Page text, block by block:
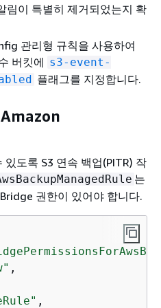
림이 특별히 제거되었는지 확
관리형 규칙을 사용하여
버킷에 s3-event-
플래그를 지정합니다.
있도록 S3 연속 백업(PITR) 작
는
권한이 있어야 합니다.
,
,